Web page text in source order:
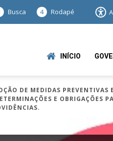
Busca 4 Rodapé
INÍCIO
DE MEDIDAS
E OBRIGAÇÕES